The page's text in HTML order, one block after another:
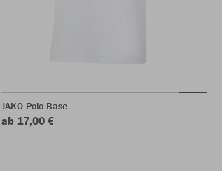
JAKO Polo Base
ab 17,00 €